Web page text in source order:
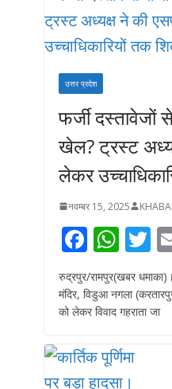
उत्तर प्रदेश
फर्जी दस्तावेजों
खेल? ट्रस्ट
लेकर
नवम्बर 15, 2025
F
ac
e
b
o
W
h
at
s
A
T
w
itt
रुद्रपुर/रामपुर(खबर धमाका)।
को लेकर विवाद गहराता जा